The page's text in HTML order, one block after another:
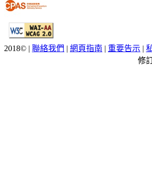
2018© | 聯絡我們 | 網頁指南 | 重要告示 |
修